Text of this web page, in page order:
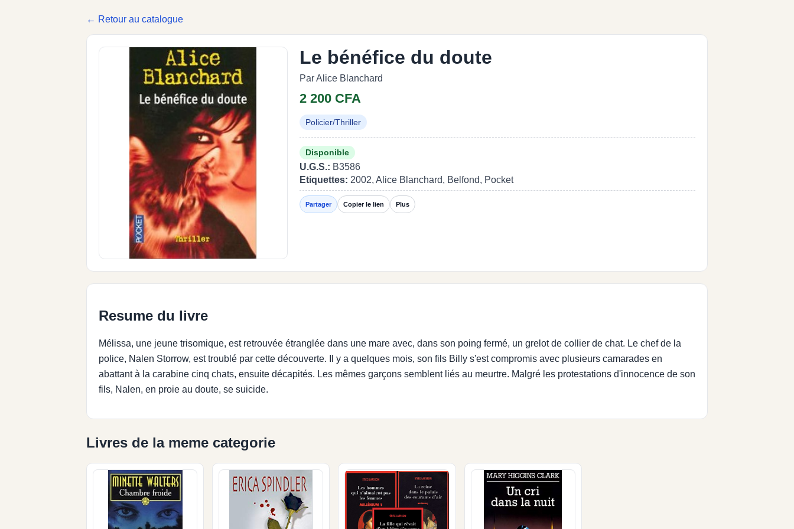
← Retour au catalogue
Le bénéfice du doute
Par Alice Blanchard
2 200 CFA
Policier/Thriller
Disponible
U.G.S.: B3586
Etiquettes: 2002, Alice Blanchard, Belfond, Pocket
Partager Copier le lien Plus
Resume du livre
Mélissa, une jeune trisomique, est retrouvée étranglée dans une mare avec, dans son poing fermé, un grelot de collier de chat. Le chef de la
police, Nalen Storrow, est troublé par cette découverte. Il y a quelques mois, son fils Billy s'est compromis avec plusieurs camarades en
abattant à la carabine cinq chats, ensuite décapités. Les mêmes garçons semblent liés au meurtre. Malgré les protestations d'innocence de son
fils, Nalen, en proie au doute, se suicide.
Livres de la meme categorie